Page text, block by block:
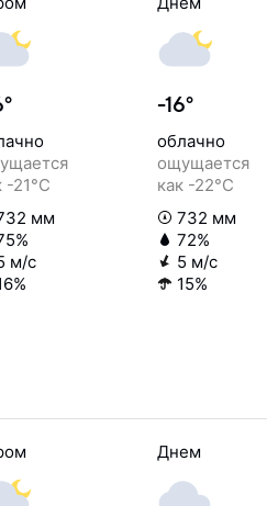
-21°C
мм
м/с
-16°
облачно
ощущается
как -22°C
732 мм
72%
5 м/с
15%
Днем